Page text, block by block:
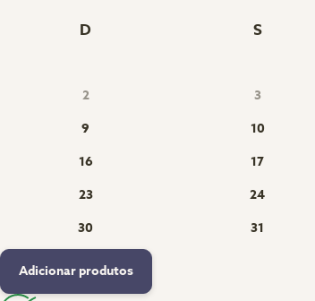
D S
2
3
9
10
16
17
23
24
30
31
Adicionar produtos